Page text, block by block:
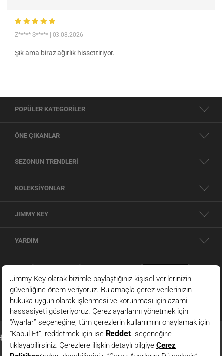
Z***** S***** | 03.08.2026
Şık ama biraz ağırlık hissettiriyor.
POPÜLER KATEGORİLER
ÖNE ÇIKANLAR
SEZONUN TRENDLERİ
KOLEKSİYONLAR
JIMMY KEY
YARDIM